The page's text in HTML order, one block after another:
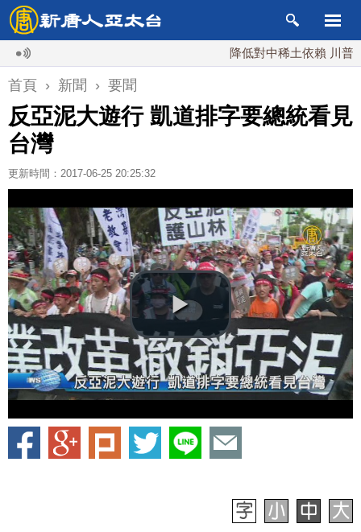
降低對中稀土依賴 川普宣布礦
首頁 › 新聞 › 要聞
反亞泥大遊行 凱道排字要總統看見
台灣
更新時間：2017-06-25 20:25:32